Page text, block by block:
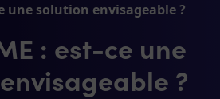
une solution envisageable ?
: est-ce une
?